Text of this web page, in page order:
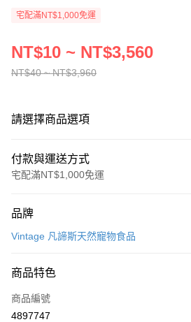
宅配滿NT$1,000免運
NT$40 ~ NT$3,960
NT$10 ~ NT$3,560
請選擇商品選項
付款與運送方式
宅配滿NT$1,000免運
信用卡一次付款
Apple Pay
Google Pay
品牌
Vintage 凡諦斯天然寵物食品
商品特色
商品編號
4897747